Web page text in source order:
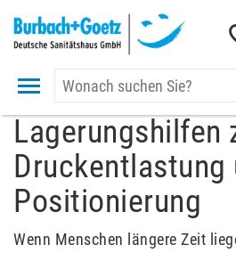
Lagerungshilfen
Druckentlastung
Positionierung
Wenn Menschen längere Zeit